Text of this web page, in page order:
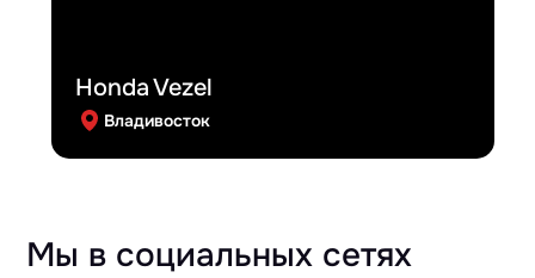
Honda Vezel
Владивосток
Мы в социальных сетях